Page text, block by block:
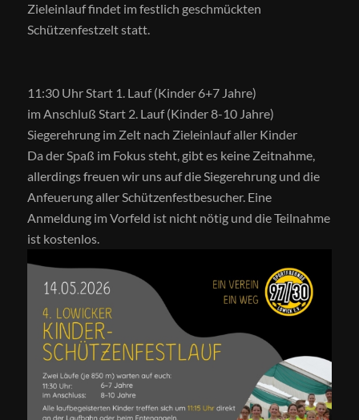
Zieleinlauf findet im festlich geschmückten
Schützenfestzelt statt.
11:30 Uhr Start 1. Lauf (Kinder 6+7 Jahre)
im Anschluß Start 2. Lauf (Kinder 8-10 Jahre)
Siegerehrung im Zelt nach Zieleinlauf aller Kinder
Da der Spaß im Fokus steht, gibt es keine Zeitnahme,
allerdings freuen wir uns auf die Siegerehrung und die
Anfeuerung aller Schützenfestbesucher. Eine
Anmeldung im Vorfeld ist nicht nötig und die Teilnahme
ist kostenlos.